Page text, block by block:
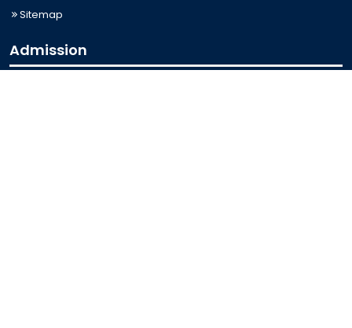
Sitemap
Admission